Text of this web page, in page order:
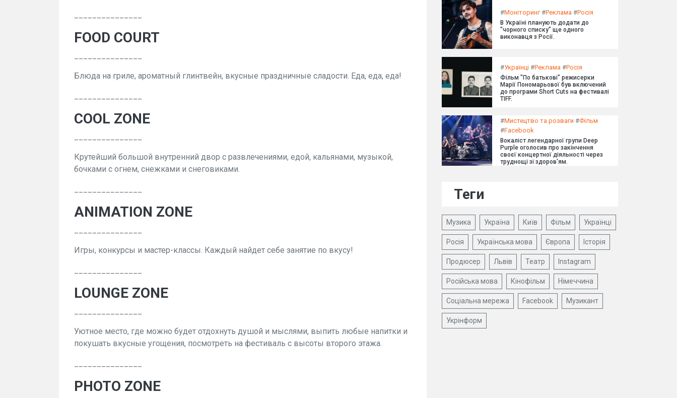
FOOD COURT
Блюда на гриле, ароматный глинтвейн, вкусные праздничные сладости. Еда, еда, еда!
COOL ZONE
Крутейший большой внутренний двор с развлечениями, едой, кальянами, музыкой,
бочками с огнем, снежками и снеговиками.
ANIMATION ZONE
Игры, конкурсы и мастер-классы. Каждый найдет себе занятие по вкусу!
LOUNGE ZONE
Уютное место, где можно будет отдохнуть душой и мыслями, выпить любые напитки и
покушать вкусные угощения, посмотреть на фестиваль с высоты второго этажа.
PHOTO ZONE
#Моніторинг#Реклама #Росія
В Україні планують додати до
"чорного списку" ще одного
виконавця з Росії.
#Українці #Реклама #Росія
Фільм "По батькові" режисерки
Марії Пономарьової був включений
до програми Short Cuts на фестивалі
TIFF.
#Мистецтво та розваги #Фільм
#Facebook
Вокаліст легендарної групи Deep
Purple оголосив про закінчення
своєї концертної діяльності через
труднощі зі здоров'ям.
Теги
Музика Україна Київ Фільм Українці
Росія Українська мова Європа Історія
Продюсер Львів Театр Instagram
Російська мова Кінофільм Німеччина
Соціальна мережа Facebook Музикант
Укрінформ